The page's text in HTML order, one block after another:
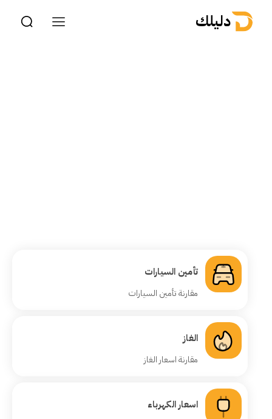
دليلك
تأمين السيارات
مقارنة تأمين السيارات
الغاز
مقارنة اسعار الغاز
اسعار الكهرباء